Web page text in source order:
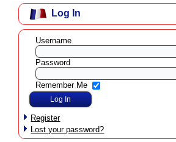
Log In
Username
Password
Remember Me
Register
Lost your password?